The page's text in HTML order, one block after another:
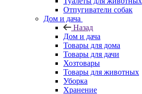
Отпугиватели собак
Дом и дача
Назад
Дом и дача
Товары для дома
Товары для дачи
Хозтовары
Товары для животных
Уборка
Хранение